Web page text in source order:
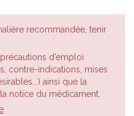
recommandée, tenir
d’emploi
contre-indications, mises
ainsi que la
notice du médicament.